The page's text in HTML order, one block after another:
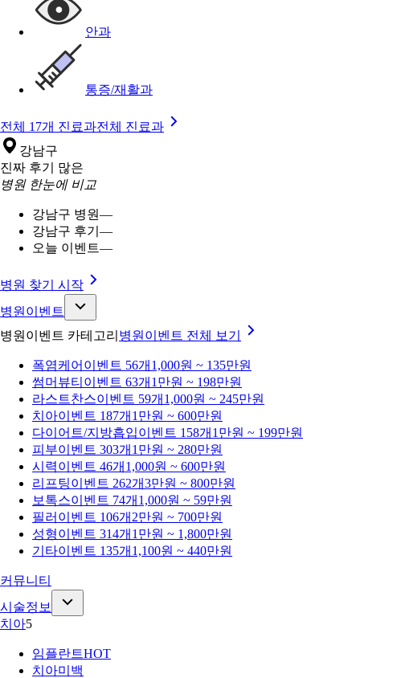
안과
통증/재활과
전체 17개 진료과전체 진료과
강남구
진짜 후기 많은
병원 한눈에 비교
강남구 병원—
강남구 후기 —
오늘 이벤트—
병원 찾기 시작
병원이벤트
병원이벤트 카테고리 병원이벤트 전체 보기
폭염케어 이벤트 56개 1,000원 ~ 135만원
썸머뷰티 이벤트 63개 1만원 ~ 198만원
라스트찬스이벤트 59개 1,000원 ~ 245만원
치아이벤트 187개 1만원 ~ 600만원
다이어트/지방흡입이벤트 158개 1만원 ~ 199만원
피부이벤트 303개 1만원 ~ 280만원
시력이벤트 46개 1,000원 ~ 600만원
리프팅이벤트 262개3만원 ~ 800만원
보톡스이벤트 74개 1,000원 ~ 59만원
필러 이벤트 106개 2만원 ~ 700만원
성형이벤트 314개 1만원 ~ 1,800만원
기타이벤트 135개 1,100원 ~ 440만원
커뮤니티
시술정보
치아5
임플란트HOT
치아미백